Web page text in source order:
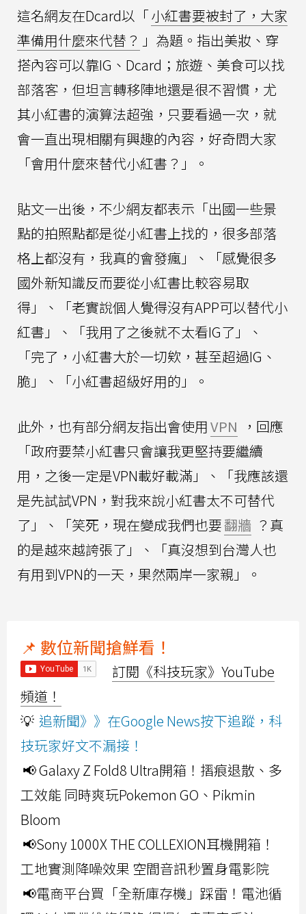
這名網友在Dcard以「小紅書要被封了，大家
準備用什麼來代替？ 」為題。指出美妝、穿
搭內容可以靠IG、Dcard；旅遊、美食可以找
部落客，但坦言轉移陣地還是很不習慣，尤
其小紅書的演算法超強，只要看過一次，就
會一直出現相關有興趣的內容，好奇問大家
「會用什麼來替代小紅書？」。
貼文一出後，不少網友都表示「出國一些景
點的拍照點都是從小紅書上找的，很多部落
格上都沒有，我真的會發瘋」、「感覺很多
國外新知識反而要從小紅書比較容易取
得」、「老實說個人覺得沒有APP可以替代小
紅書」、「我用了之後就不太看IG了」、
「完了，小紅書大於一切欸，甚至超過IG、
脆」、「小紅書超級好用的」。
此外，也有部分網友指出會使用VPN ，回應
「政府要禁小紅書只會讓我更堅持要繼續
用，之後一定是VPN載好載滿」、「我應該還
是先試試VPN，對我來說小紅書太不可替代
了」、「笑死，現在變成我們也要翻牆 ？真
的是越來越誇張了」、「真沒想到台灣人也
有用到VPN的一天，果然兩岸一家親」。
📌 數位新聞搶鮮看！
訂閱《科技玩家》YouTube
頻道！
💡 追新聞》》在Google News按下追蹤，科
技玩家好文不漏接！
📢 Galaxy Z Fold8 Ultra開箱！摺痕退散、多
工效能 同時爽玩Pokemon GO、Pikmin
Bloom
📢Sony 1000X THE COLLEXION耳機開箱！
工地實測降噪效果 空間音訊秒置身電影院
📢電商平台買「全新庫存機」踩雷！電池循